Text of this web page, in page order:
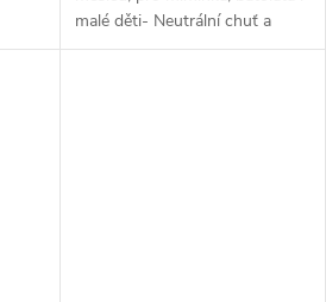
malé děti- Neutrální chuť a
vůně- Praktické kapátko-